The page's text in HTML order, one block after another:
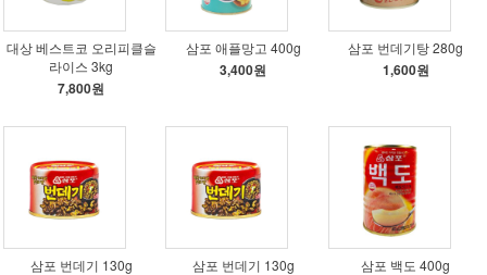
대상 베스트코 오리피클슬
라이스 3kg
7,800원
삼포 애플망고 400g
3,400원
삼포 번데기탕 280g
1,600원
삼포 번데기 130g 삼포 번데기 130g 삼포 백도 400g